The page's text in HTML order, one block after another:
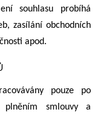
souhlasu probíhá
zasílání obchodních
apod.
pouze po
smlouvy a